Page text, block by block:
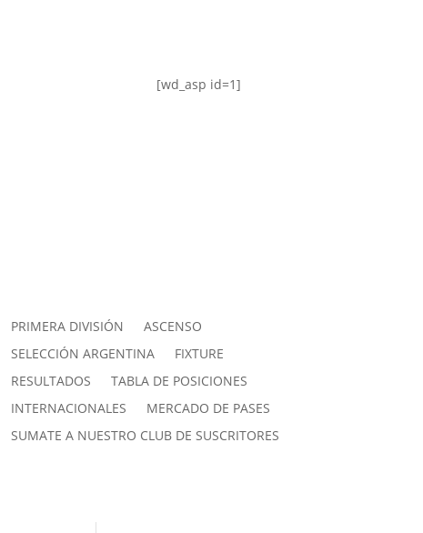
[wd_asp id=1]
PRIMERA DIVISIÓN
ASCENSO
SELECCIÓN ARGENTINA
FIXTURE
RESULTADOS
TABLA DE POSICIONES
INTERNACIONALES
MERCADO DE PASES
SUMATE A NUESTRO CLUB DE SUSCRITORES